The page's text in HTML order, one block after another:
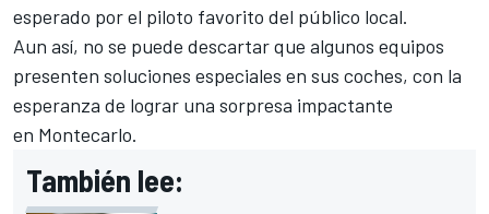
esperado por el piloto favorito del público local.
Aun así, no se puede descartar que algunos equipos
presenten soluciones especiales en sus coches, con la
esperanza de lograr una sorpresa impactante
en Montecarlo.
También lee: